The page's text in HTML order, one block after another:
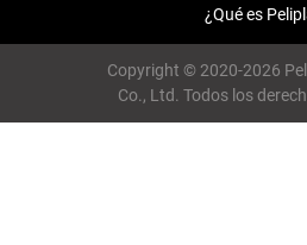
¿Qué es
Copyright © 2020-2026
Co., Ltd. Todos los